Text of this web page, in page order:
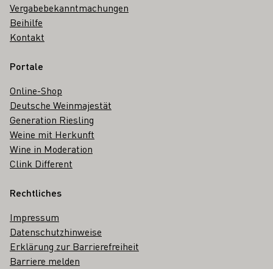
Vergabebekanntmachungen
Beihilfe
Kontakt
Portale
Online-Shop
Deutsche Weinmajestät
Generation Riesling
Weine mit Herkunft
Wine in Moderation
Clink Different
Rechtliches
Impressum
Datenschutzhinweise
Erklärung zur Barrierefreiheit
Barriere melden